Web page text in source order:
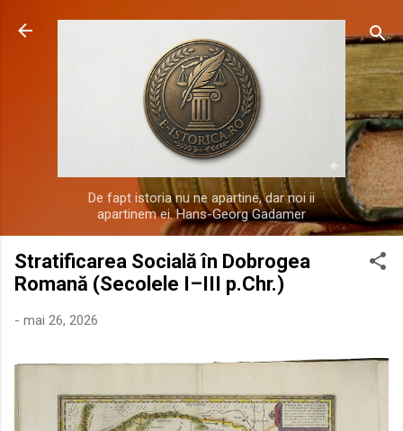
Treceți la conținutul principal
De fapt istoria nu ne apartine, dar noi ii
apartinem ei. Hans-Georg Gadamer
Stratificarea Socială în Dobrogea
Romană (Secolele I–III p.Chr.)
- mai 26, 2026